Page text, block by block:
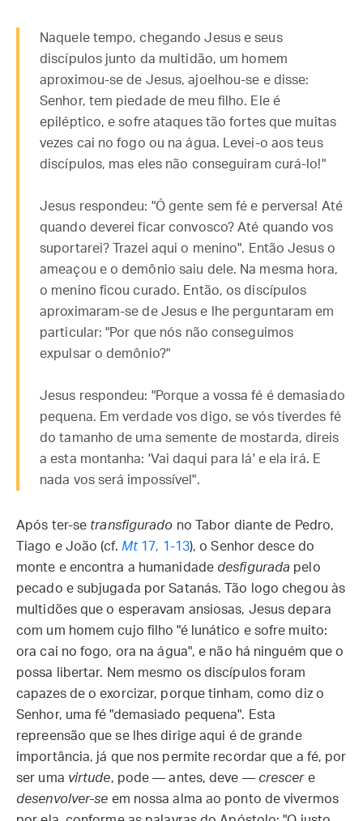
Naquele tempo, chegando Jesus e seus
discípulos junto da multidão, um homem
aproximou-se de Jesus, ajoelhou-se e disse:
Senhor, tem piedade de meu filho. Ele é
epiléptico, e sofre ataques tão fortes que muitas
vezes cai no fogo ou na água. Levei-o aos teus
discípulos, mas eles não conseguiram curá-lo!"
Jesus respondeu: "Ó gente sem fé e perversa! Até
quando deverei ficar convosco? Até quando vos
suportarei? Trazei aqui o menino". Então Jesus o
ameaçou e o demônio saiu dele. Na mesma hora,
o menino ficou curado. Então, os discípulos
aproximaram-se de Jesus e lhe perguntaram em
particular: "Por que nós não conseguimos
expulsar o demônio?"
Jesus respondeu: "Porque a vossa fé é demasiado
pequena. Em verdade vos digo, se vós tiverdes fé
do tamanho de uma semente de mostarda, direis
a esta montanha: 'Vai daqui para lá' e ela irá. E
nada vos será impossível".
Após ter-se transfigurado no Tabor diante de Pedro,
Tiago e João (cf. Mt17, 1-13), o Senhor desce do
monte e encontra a humanidade desfigurada pelo
pecado e subjugada por Satanás. Tão logo chegou às
multidões que o esperavam ansiosas, Jesus depara
com um homem cujo filho "é lunático e sofre muito:
ora cai no fogo, ora na água", e não há ninguém que o
possa libertar. Nem mesmo os discípulos foram
capazes de o exorcizar, porque tinham, como diz o
Senhor, uma fé "demasiado pequena". Esta
repreensão que se lhes dirige aqui é de grande
importância, já que nos permite recordar que a fé, por
ser uma virtude, pode — antes, deve — crescere
desenvolver-se em nossa alma ao ponto de vivermos